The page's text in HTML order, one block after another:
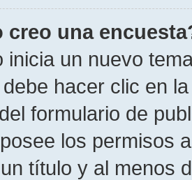
creo una
inicia un nuevo
hacer clic en
formulario de
los permisos
título y al menos